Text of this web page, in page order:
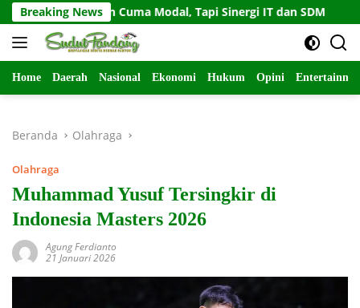
Langsung
ke
konten
Breaking News
Cuma Modal, Tapi Sinergi IT dan SDM Gempa
Home Daerah Nasional Ekonomi Hukum Opini
Beranda Olahraga
Olahraga
Muhammad Yusuf Tersingkir di
Indonesia Masters 2026
Agung Ferdianto
21 Januari 2026